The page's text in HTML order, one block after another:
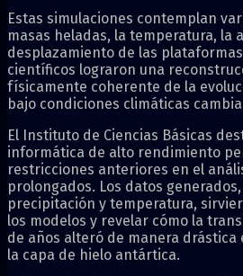
Estas simulaciones contemplan
masas heladas, la temperatura, la
desplazamiento de las
científicos lograron una
físicamente coherente de la
bajo condiciones climáticas
El Instituto de Ciencias Básicas
informática de alto rendimiento
restricciones anteriores en el
prolongados. Los datos
precipitación y temperatura,
los modelos y revelar cómo la
de años alteró de manera
la capa de hielo antártica.